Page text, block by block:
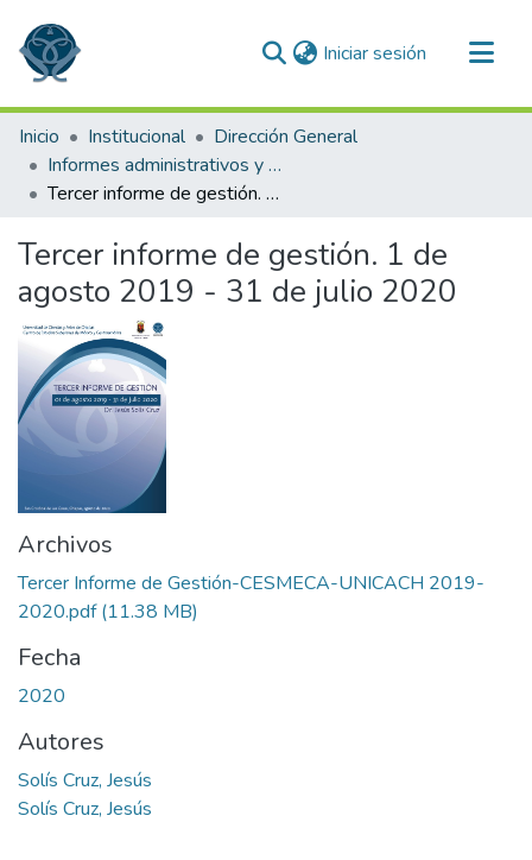
Iniciar sesión (current)
Comunidades
Todo DSpace
Estadísticas
Inicio Institucional
Dirección General
Informes administrativos y de gestión
Tercer informe de gestión. 1 de agosto 2019 - 31 de julio 2020
Tercer informe de gestión. 1 de
agosto 2019 - 31 de julio 2020
Archivos
Tercer Informe de Gestión-CESMECA-UNICACH 2019-
2020.pdf(11.38 MB)
Fecha
2020
Autores
Solís Cruz, Jesús
Solís Cruz, Jesús